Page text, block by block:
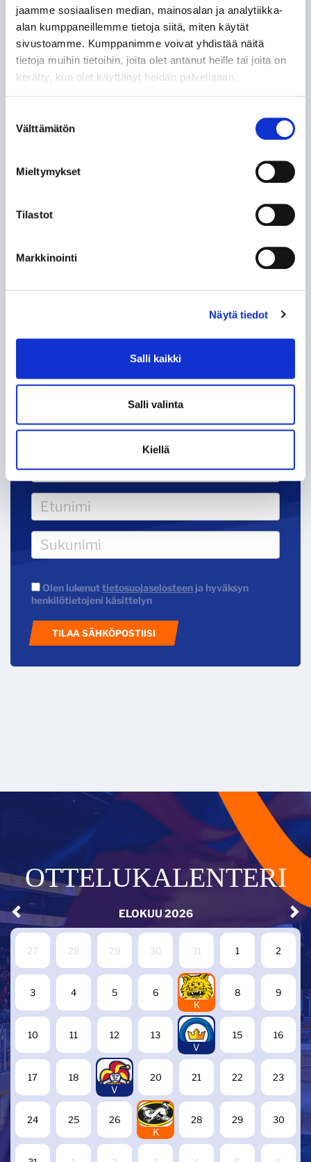
jaamme sosiaalisen median, mainosalan ja analytiikka-
alan kumppaneillemme tietoja siitä, miten käytät
sivustoamme. Kumppanimme voivat yhdistää näitä
tietoja muihin tietoihin, joita olet antanut heille tai joita on
kerätty, kun olet käyttänyt heidän palvelujaan.
valinta
Välttämätön
Mieltymykset
Tilastot
Markkinointi
Näytä tiedot
Salli kaikki
Salli valinta
Kiellä
05.08.
Mestarien liigan otteluliput
myynnissä
tuotetaan livelähetys
VS.
Tappara uutiskirje
Olen lukenuttietosuojaselosteen ja hyväksyn
henkilötietojeni käsittelyn
TILAA SÄHKÖPOSTIISI
OTTELUKALENTERI
ELOKUU 2026
27 28 29 30 31 1 2
3 4 5 6
7
K
8 9
10 11 12 13
14
V
15 16
17 18
19
V
20 21 22 23
24 25 26
27
K
28 29 30